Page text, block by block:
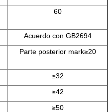
60
Acuerdo con GB2694
Parte posterior mark≥20
≥32
≥42
≥50